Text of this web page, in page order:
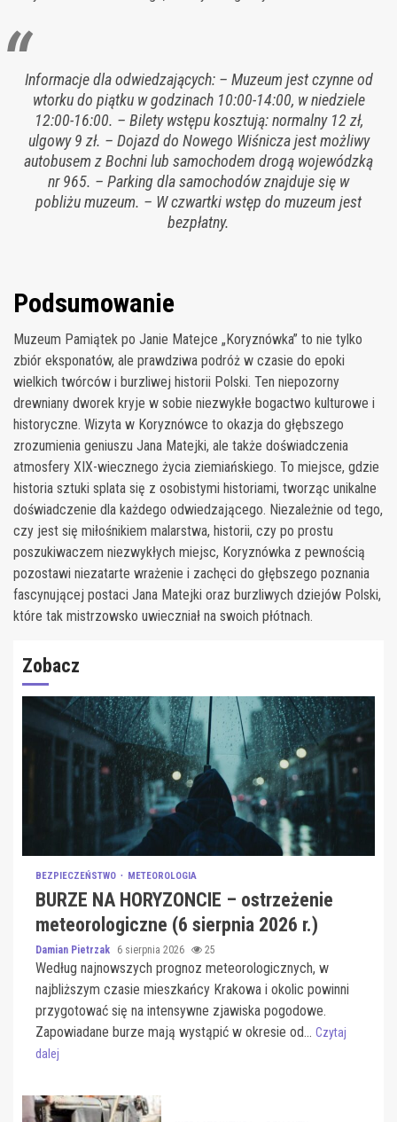
Informacje dla odwiedzających: – Muzeum jest czynne od
wtorku do piątku w godzinach 10:00-14:00, w niedziele
12:00-16:00. – Bilety wstępu kosztują: normalny 12 zł,
ulgowy 9 zł. – Dojazd do Nowego Wiśnicza jest możliwy
autobusem z Bochni lub samochodem drogą wojewódzką
nr 965. – Parking dla samochodów znajduje się w
pobliżu muzeum. – W czwartki wstęp do muzeum jest
bezpłatny.
Podsumowanie
Muzeum Pamiątek po Janie Matejce „Koryznówka” to nie tylko
zbiór eksponatów, ale prawdziwa podróż w czasie do epoki
wielkich twórców i burzliwej historii Polski. Ten niepozorny
drewniany dworek kryje w sobie niezwykłe bogactwo kulturowe i
historyczne. Wizyta w Koryznówce to okazja do głębszego
zrozumienia geniuszu Jana Matejki, ale także doświadczenia
atmosfery XIX-wiecznego życia ziemiańskiego. To miejsce, gdzie
historia sztuki splata się z osobistymi historiami, tworząc unikalne
doświadczenie dla każdego odwiedzającego. Niezależnie od tego,
czy jest się miłośnikiem malarstwa, historii, czy po prostu
poszukiwaczem niezwykłych miejsc, Koryznówka z pewnością
pozostawi niezatarte wrażenie i zachęci do głębszego poznania
fascynującej postaci Jana Matejki oraz burzliwych dziejów Polski,
które tak mistrzowsko uwieczniał na swoich płótnach.
Zobacz
BEZPIECZEŃSTWO METEOROLOGIA
BURZE NA HORYZONCIE – ostrzeżenie
meteorologiczne (6 sierpnia 2026 r.)
Damian Pietrzak 6 sierpnia 2026 25
Według najnowszych prognoz meteorologicznych, w
najbliższym czasie mieszkańcy Krakowa i okolic powinni
przygotować się na intensywne zjawiska pogodowe.
Zapowiadane burze mają wystąpić w okresie od... Czytaj
dalej